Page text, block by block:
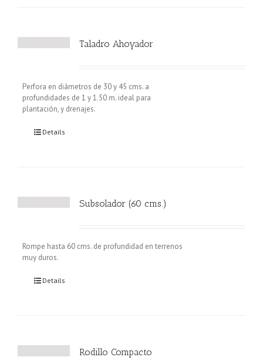
Taladro Ahoyador
Perfora en diámetros de 30 y 45 cms. a
profundidades de 1 y 1.50 m. ideal para
plantación, y drenajes.
Details
Subsolador (60 cms.)
Rompe hasta 60 cms. de profundidad en terrenos
muy duros.
Details
Rodillo Compacto